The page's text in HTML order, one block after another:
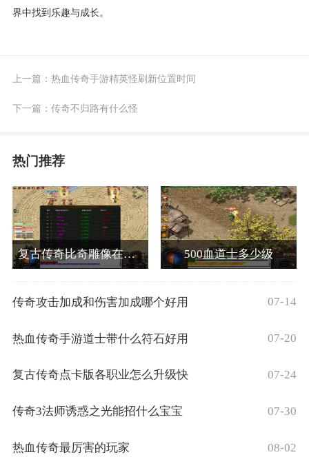
界中找到乐趣与成长。
上一篇： 热血传奇手游精英怪刷新位置时间
下一篇： 传奇不归路有什么怪
热门推荐
复古传奇比奇雕像在哪里 500血道士多少级
传奇攻击加成和伤害加成哪个好用 07-14
热血传奇手游道士带什么符石好用 07-20
复古传奇点卡版各职业怎么升级快 07-24
传奇3法师诱惑之光能招什么宝宝 07-30
热血传奇最厉害的玩家 08-02